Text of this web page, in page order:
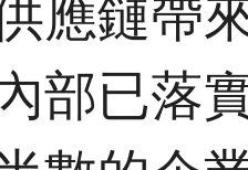
應鏈帶
部已落